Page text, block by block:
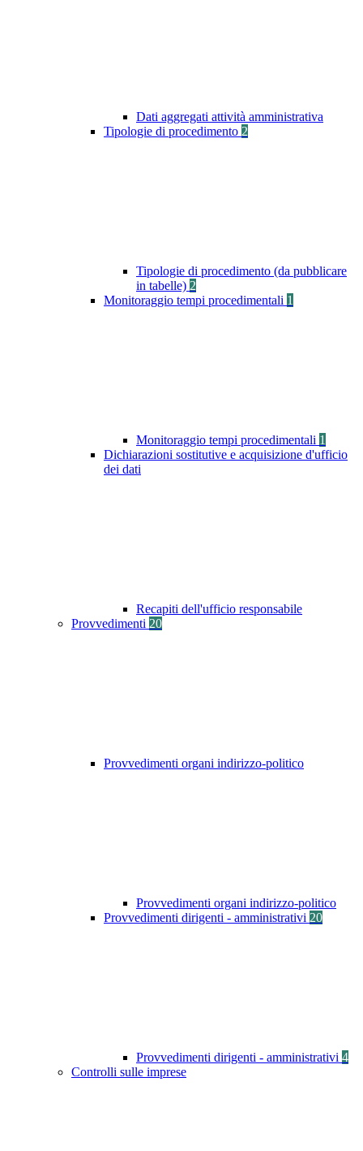
Dati aggregati attività amministrativa
Tipologie di procedimento 2
Tipologie di procedimento (da pubblicare
in tabelle) 2
Monitoraggio tempi procedimentali 1
Monitoraggio tempi procedimentali 1
Dichiarazioni sostitutive e acquisizione d'ufficio
dei dati
Recapiti dell'ufficio responsabile
Provvedimenti 20
Provvedimenti organi indirizzo-politico
Provvedimenti organi indirizzo-politico
Provvedimenti dirigenti - amministrativi 20
Provvedimenti dirigenti - amministrativi 4
Controlli sulle imprese